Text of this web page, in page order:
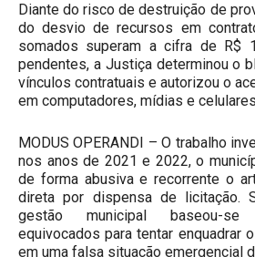
Diante do risco de destruição de
do desvio de recursos em
somados superam a cifra de R$
pendentes, a Justiça determinou o
vínculos contratuais e autorizou o
em computadores, mídias e
MODUS OPERANDI – O trabalho
nos anos de 2021 e 2022, o
de forma abusiva e recorrente o
direta por dispensa de licitação.
gestão municipal baseou-se
equivocados para tentar enquadrar
em uma falsa situação emergencial